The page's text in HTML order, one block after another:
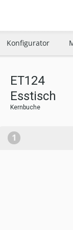
Neuer
Konfigurator
ET124
Esstisch
Kernbuche
1